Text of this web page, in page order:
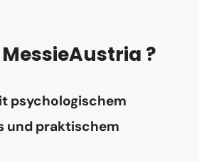
?
psychologischem
und praktischem